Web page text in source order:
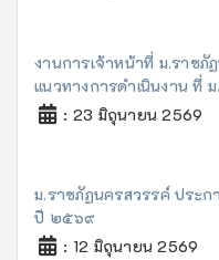
งานการเจ้าหน้าที่ ม.ราช
แนวทางการดำเนินงาน ที่
: 23 มิถุนายน 2569
ม.ราชภัฏนครสวรรค์ ประก
ปี ๒๕๖๙
: 12 มิถุนายน 2569